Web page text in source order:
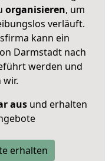
organisieren, um
verläuft.
kann ein
Darmstadt nach
werden und
ausund erhalten
erhalten